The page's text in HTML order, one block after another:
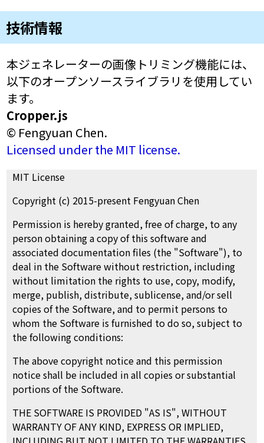
技術情報
本ジェネレーターの画像トリミング機能には、
以下のオープンソースライブラリを使用してい
ます。
Cropper.js
© Fengyuan Chen.
Licensed under the MIT license.
MIT License
Copyright (c) 2015-present Fengyuan Chen
Permission is hereby granted, free of charge, to any
person obtaining a copy of this software and
associated documentation files (the "Software"), to
deal in the Software without restriction, including
without limitation the rights to use, copy, modify,
merge, publish, distribute, sublicense, and/or sell
copies of the Software, and to permit persons to
whom the Software is furnished to do so, subject to
the following conditions:
The above copyright notice and this permission
notice shall be included in all copies or substantial
portions of the Software.
THE SOFTWARE IS PROVIDED "AS IS", WITHOUT
WARRANTY OF ANY KIND, EXPRESS OR IMPLIED,